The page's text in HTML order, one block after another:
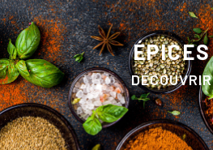
ÉPICES
DÉCOUVRIR